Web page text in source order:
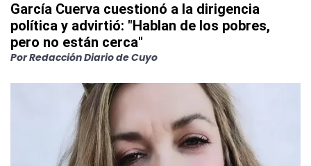
García Cuerva cuestionó a la dirigencia
política y advirtió: "Hablan de los pobres,
pero no están cerca"
PorRedacción Diario de Cuyo